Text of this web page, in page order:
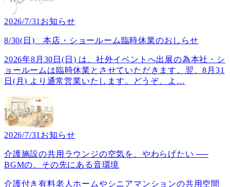
2026/7/31 お知らせ
8/30(日) 本店・ショールーム臨時休業のおしらせ
2026年8月30日(日) は、社外イベントへ出展の為本社・シ
ョールームは臨時休業とさせていただきます。翌、8月31
日(月) より通常営業いたします。どうぞ、よ …
2026/7/31 お知らせ
介護施設の共用ラウンジの空気を、やわらげたい ──
BGMの、その先にある音環境
介護付き有料老人ホームやシニアマンションの共用空間